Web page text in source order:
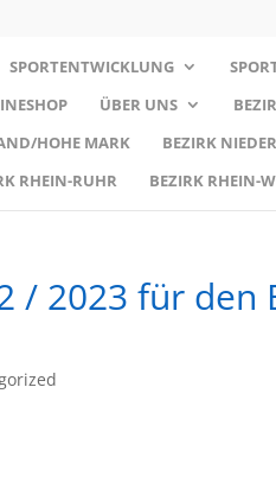
SPORTENTWICKLUNG
ÜBER UNS
HOHE MARK BEZIRK
RHEIN-RUHR BEZIRK RHEIN-
/ 2023 für den